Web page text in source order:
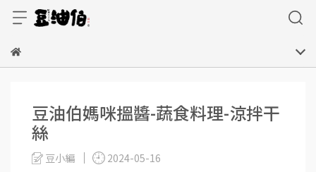
豆油伯媽咪搵醬-蔬食料理-涼拌干
絲
豆小編 2024-05-16